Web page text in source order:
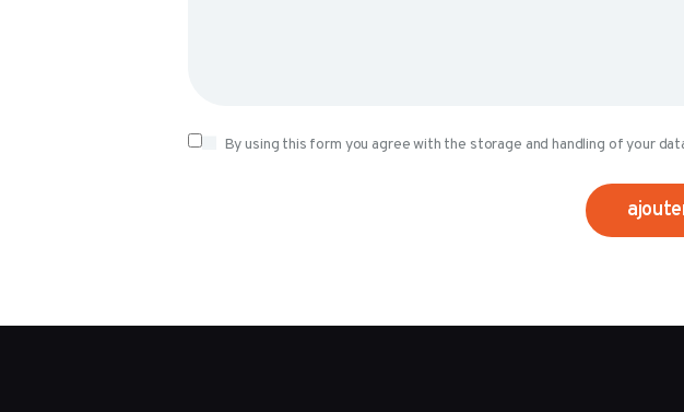
By using this form you agree with the storage and handling of your